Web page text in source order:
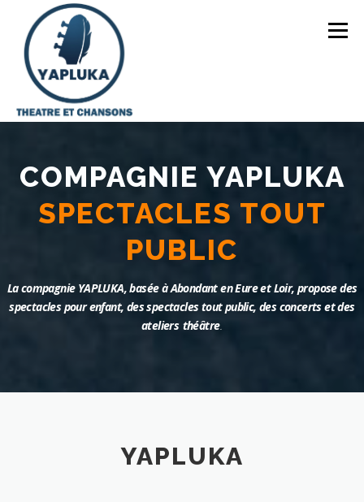
Menu
LES ATELIERS CONTACT
COMPAGNIE YAPLUKA
COURS DE THÉÂTRE
La compagnie YAPLUKA, basée à Abondant en Eure et Loir, propose des
ateliers théâtre.